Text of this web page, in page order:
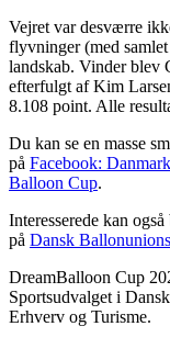
Vejret var desværre
flyvninger (med
landskab. Vinder blev
efterfulgt af Kim
8.108 point. Alle
Du kan se en masse
på Facebook:
Balloon Cup.
Interesserede kan
på Dansk
DreamBalloon Cup
Sportsudvalget i
Erhverv og Turisme.